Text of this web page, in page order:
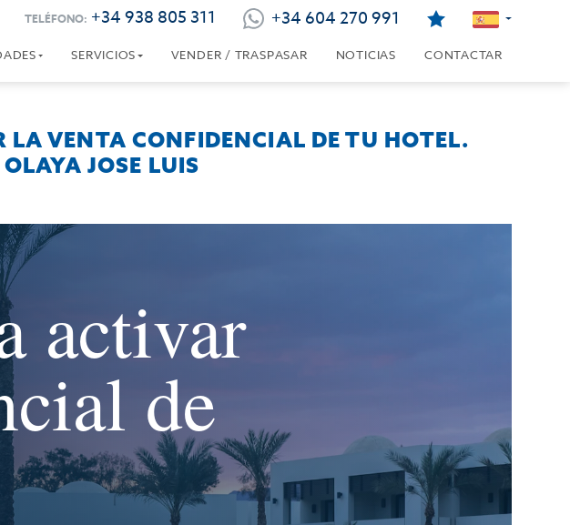
TELÉFONO: +34 938 805 311 +34 604 270 991
SERVICIOS VENDER / TRASPASAR NOTICIAS CONTACTAR
VENTA CONFIDENCIAL DE TU HOTEL.
JOSE LUIS
activar
de